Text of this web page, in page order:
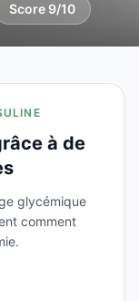
Score 9/10
à de
glycémique
comment